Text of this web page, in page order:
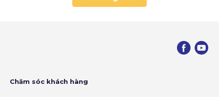
Chăm sóc khách hàng